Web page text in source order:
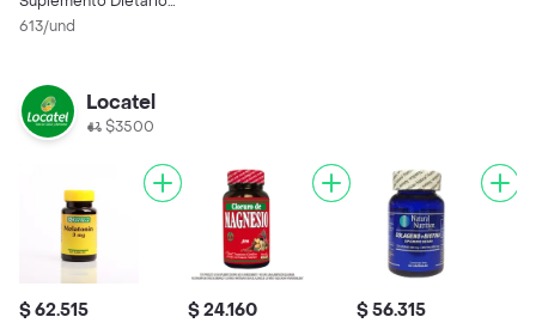
Cloruro de Magnesio
613/und
Locatel
$3500
$ 62.515
$ 24.160
$ 56.315